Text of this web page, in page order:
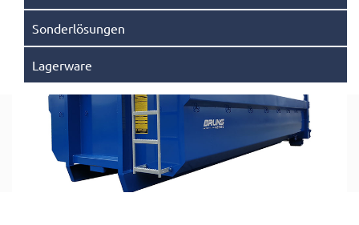
Sonderlösungen
Lagerware